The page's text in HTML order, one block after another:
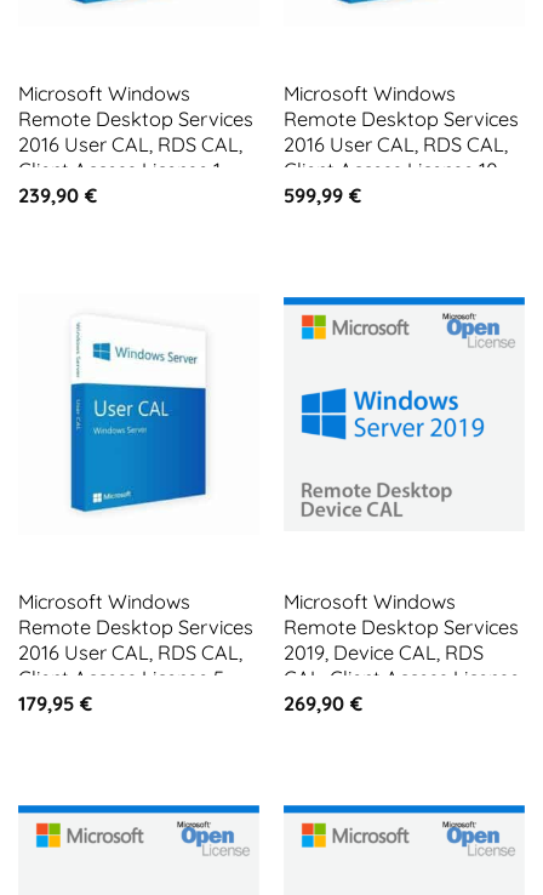
Microsoft Windows
Remote Desktop Services
2016 User CAL, RDS CAL,
Client Access License 1
CAL
239,90 €
Microsoft Windows
Remote Desktop Services
2016 User CAL, RDS CAL,
Client Access License 10
CALs
599,99 €
Microsoft Windows
Remote Desktop Services
2016 User CAL, RDS CAL,
Client Access License 5
CALs
179,95 €
Microsoft Windows
Remote Desktop Services
2019, Device CAL, RDS
CAL, Client Access License
1 CAL
269,90 €